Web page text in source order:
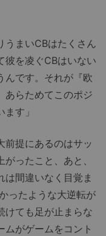
うまいCBはたくさん
彼を凌ぐCBはいない
んです。それが『欧
あらためてこのポジ
す」
前提にあるのはサッ
がったこと、あと、
は間違いなく目覚ま
ったような大逆転が
けても足が止まらな
ムがゲームをコント